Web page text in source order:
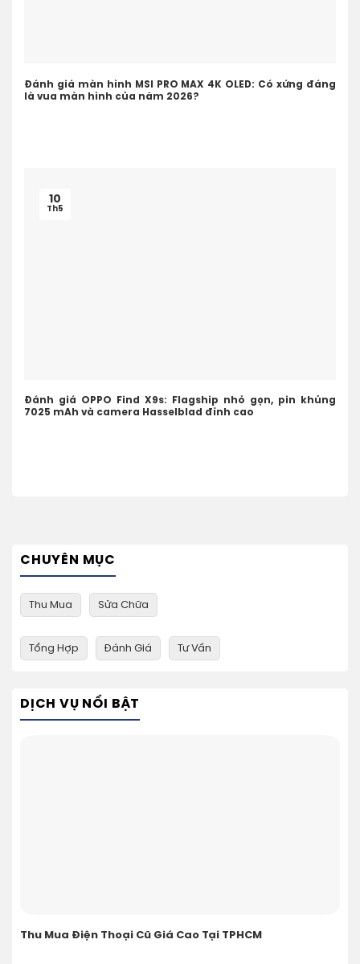
Đánh giá màn hình MSI PRO MAX 4K OLED: Có xứng đáng
là vua màn hình của năm 2026?
Đánh giá OPPO Find X9s: Flagship nhỏ gọn, pin khủng
7025 mAh và camera Hasselblad đỉnh cao
10
Th5
CHUYÊN MỤC
Thu Mua Sửa Chữa
Tổng Hợp Đánh Giá Tư Vấn
DỊCH VỤ NỔI BẬT
Thu Mua Điện Thoại Cũ Giá Cao Tại TPHCM